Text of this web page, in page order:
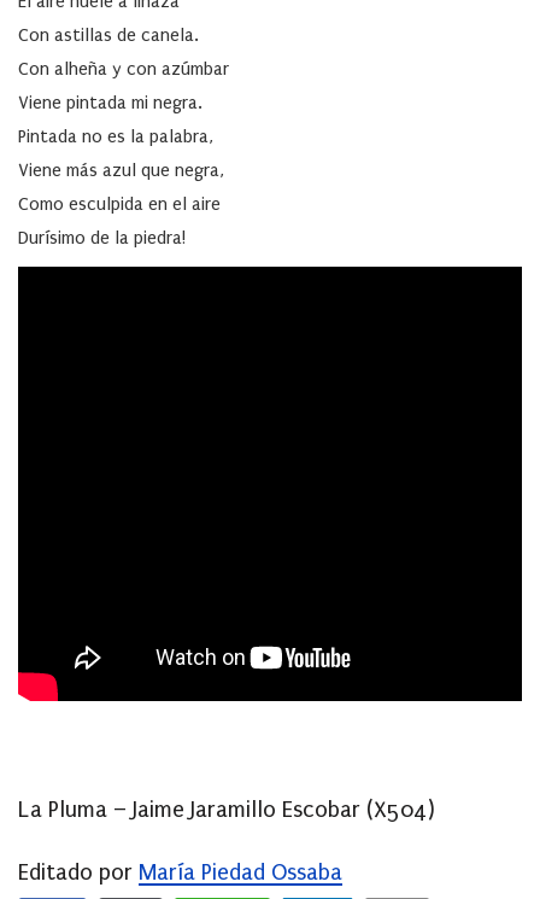
Con astillas de canela.
Con alheña y con azúmbar
Viene pintada mi negra.
Pintada no es la palabra,
Viene más azul que negra,
Como esculpida en el aire
Durísimo de la piedra!
La Pluma – Jaime Jaramillo Escobar (X504)
Editado por María Piedad Ossaba